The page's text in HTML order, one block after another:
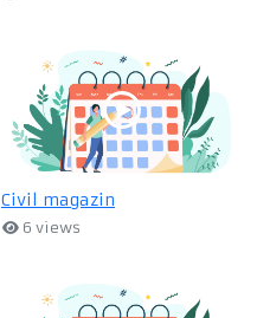
Civil magazin
6 views